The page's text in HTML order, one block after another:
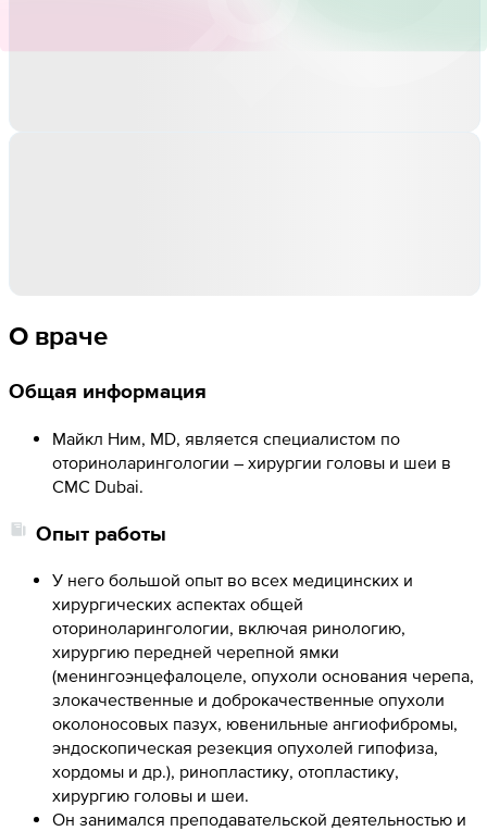
О враче
Общая информация
Майкл Ним, MD, является специалистом по
оториноларингологии – хирургии головы и шеи в
CMC Dubai.
Опыт работы
У него большой опыт во всех медицинских и
хирургических аспектах общей
оториноларингологии, включая ринологию,
хирургию передней черепной ямки
(менингоэнцефалоцеле, опухоли основания черепа,
злокачественные и доброкачественные опухоли
околоносовых пазух, ювенильные ангиофибромы,
эндоскопическая резекция опухолей гипофиза,
хордомы и др.), ринопластику, отопластику,
хирургию головы и шеи.
Он занимался преподавательской деятельностью и